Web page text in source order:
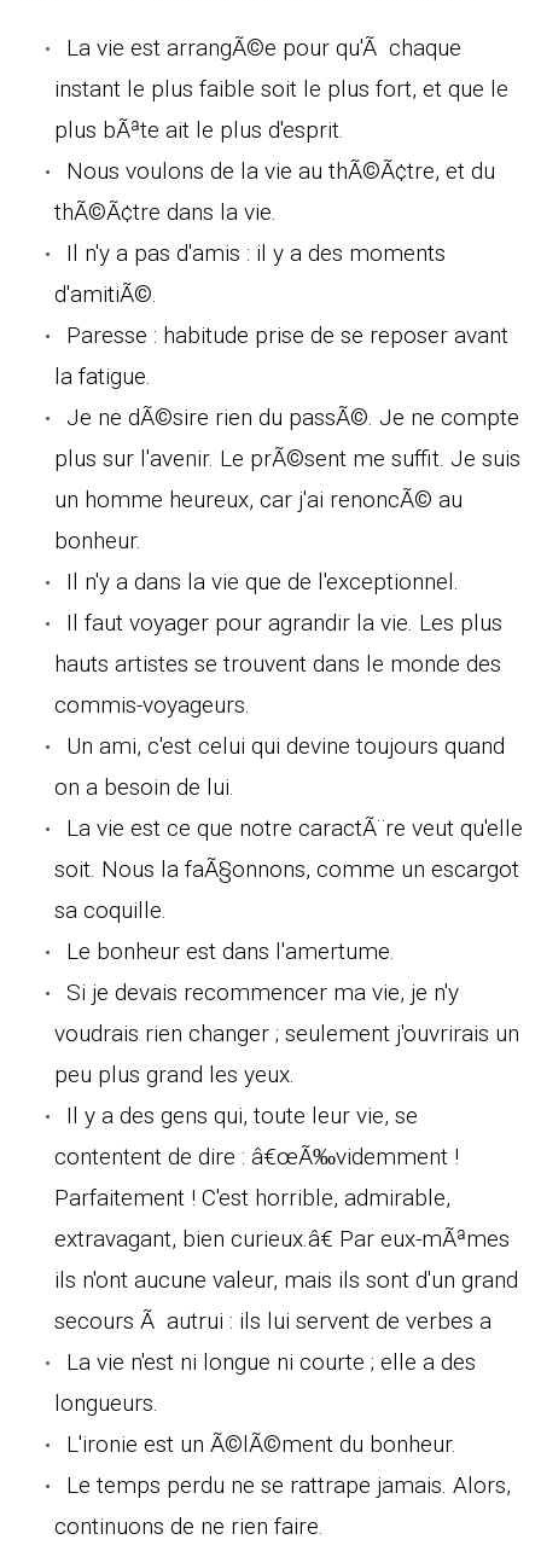
La vie est arrangÃ©e pour qu'Ã chaque
instant le plus faible soit le plus fort, et que le
plus bÃªte ait le plus d'esprit.
Nous voulons de la vie au thÃ©Ã¢tre, et du
thÃ©Ã¢tre dans la vie.
Il n'y a pas d'amis : il y a des moments
d'amitiÃ©.
Paresse : habitude prise de se reposer avant
la fatigue.
Je ne dÃ©sire rien du passÃ©. Je ne compte
plus sur l'avenir. Le prÃ©sent me suffit. Je suis
un homme heureux, car j'ai renoncÃ© au
bonheur.
Il n'y a dans la vie que de l'exceptionnel.
Il faut voyager pour agrandir la vie. Les plus
hauts artistes se trouvent dans le monde des
commis-voyageurs.
Un ami, c'est celui qui devine toujours quand
on a besoin de lui.
La vie est ce que notre caractÃ¨re veut qu'elle
soit. Nous la faÃ§onnons, comme un escargot
sa coquille.
Le bonheur est dans l'amertume.
Si je devais recommencer ma vie, je n'y
voudrais rien changer ; seulement j'ouvrirais un
peu plus grand les yeux.
Il y a des gens qui, toute leur vie, se
contentent de dire : â€œÃ‰videmment !
Parfaitement ! C'est horrible, admirable,
extravagant, bien curieux.â€ Par eux-mÃªmes
ils n'ont aucune valeur, mais ils sont d'un grand
secours Ã autrui : ils lui servent de verbes a
La vie n'est ni longue ni courte ; elle a des
longueurs.
L'ironie est un Ã©lÃ©ment du bonheur.
Le temps perdu ne se rattrape jamais. Alors,
continuons de ne rien faire.